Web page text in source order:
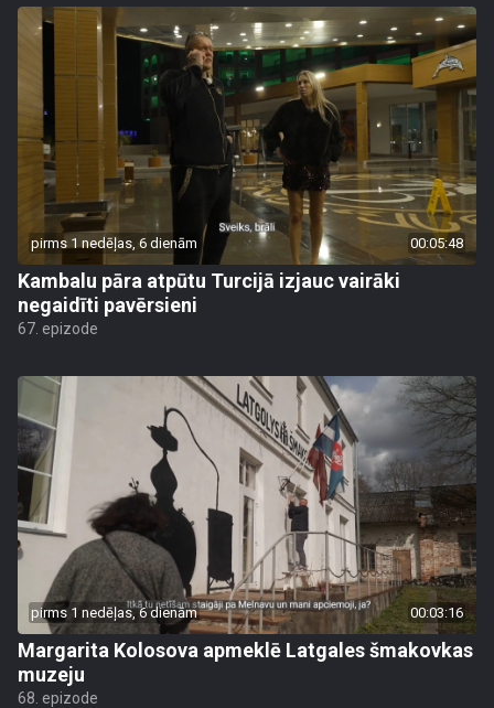
pirms 1 nedēļas, 6 dienām 00:05:48
Kambalu pāra atpūtu Turcijā izjauc vairāki
negaidīti pavērsieni
67. epizode
pirms 1 nedēļas, 6 dienām 00:03:16
Margarita Kolosova apmeklē Latgales šmakovkas
muzeju
68. epizode